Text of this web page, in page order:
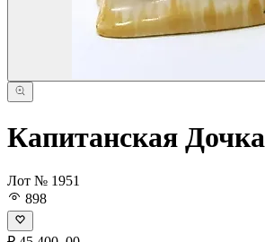
Капитанская Дочка
Лот № 1951
898